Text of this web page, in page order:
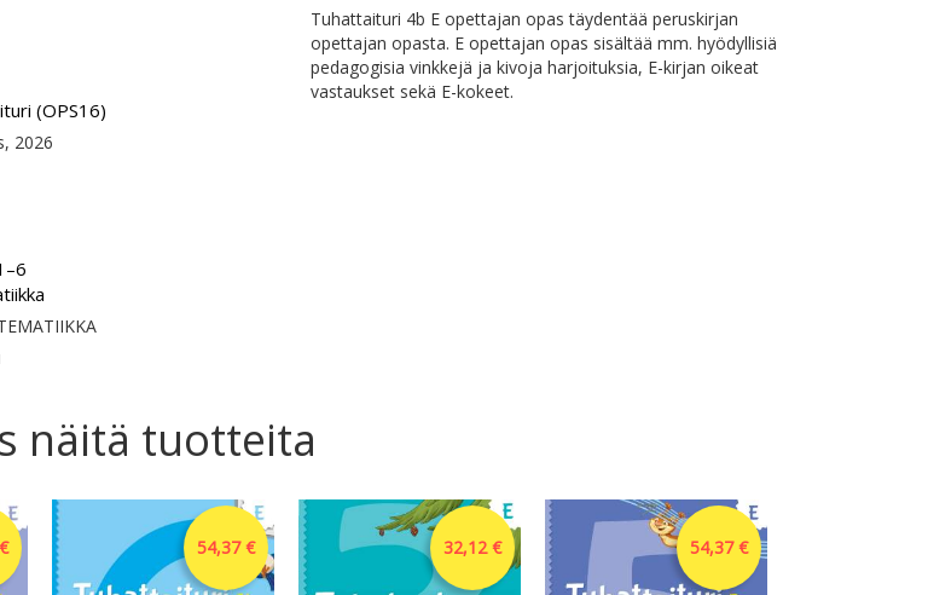
(OPS16)
2026
Tuhattaituri 4b E opettajan opas täydentää peruskirjan
opettajan opasta. E opettajan opas sisältää mm. hyödyllisiä
pedagogisia vinkkejä ja kivoja harjoituksia, E-kirjan oikeat
vastaukset sekä E-kokeet.
näitä tuotteita
54,37 € 32,12 € 54,37 €